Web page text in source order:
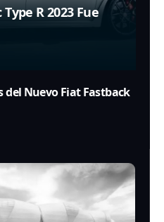
R 2023 Fue
del Nuevo Fiat Fastback